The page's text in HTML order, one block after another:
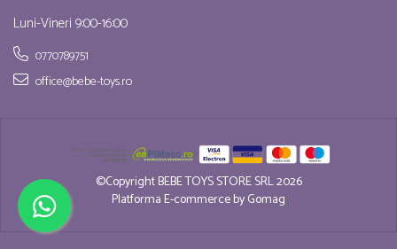
Luni-Vineri 9:00-16:00
0770789751
office@bebe-toys.ro
©Copyright BEBE TOYS STORE SRL 2026
Platforma E-commerce by Gomag